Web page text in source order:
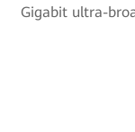
Gigabit ultra-